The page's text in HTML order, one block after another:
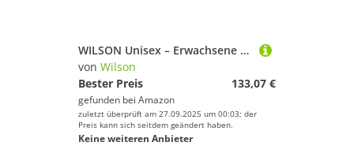
WILSON Unisex – Erwachsene 2024 A1000 Infield Baseball Gloves Handschuh, Rot/Schwarz/Weiß, 11.75"
von Wilson
Bester Preis
133,07 €
gefunden bei Amazon
zuletzt überprüft am 27.09.2025 um 00:03; der
Preis kann sich seitdem geändert haben.
Keine weiteren Anbieter